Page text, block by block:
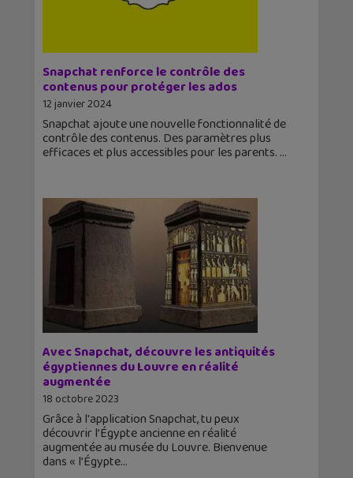
Snapchat renforce le contrôle des
contenus pour protéger les ados
12 janvier 2024
Snapchat ajoute une nouvelle fonctionnalité de
contrôle des contenus. Des paramètres plus
efficaces et plus accessibles pour les parents.
Avec Snapchat, découvre les antiquités
égyptiennes du Louvre en réalité
augmentée
18 octobre 2023
Grâce à l'application Snapchat, tu peux
découvrir l’Égypte ancienne en réalité
augmentée au musée du Louvre. Bienvenue
dans « l’Égypte